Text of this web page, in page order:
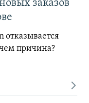
заказов
отказывается
причина?